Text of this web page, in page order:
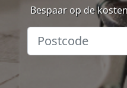
Bespaar op de